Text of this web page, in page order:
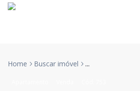
Home Buscar imóvel ...